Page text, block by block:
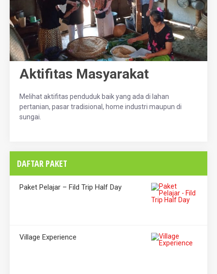
Aktifitas Masyarakat
Melihat aktifitas penduduk baik yang ada di lahan
pertanian, pasar tradisional, home industri maupun di
sungai.
DAFTAR PAKET
Paket Pelajar – Fild Trip Half Day
Village Experience